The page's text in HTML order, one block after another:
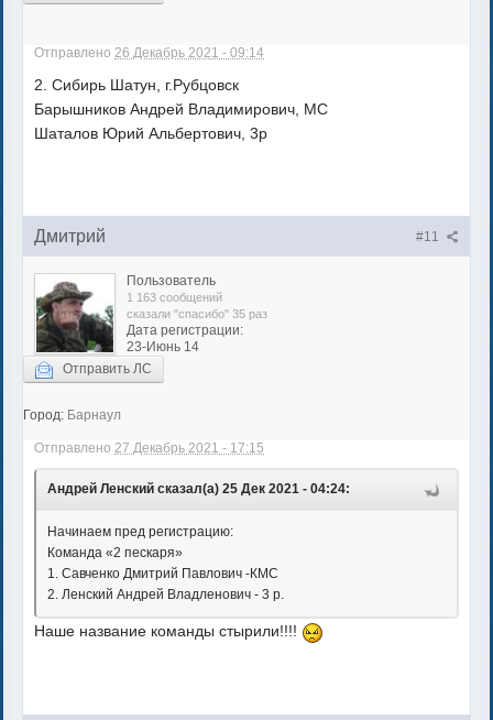
Отправлено26 Декабрь 2021 - 09:14
2. Сибирь Шатун, г.Рубцовск
Барышников Андрей Владимирович, МС
Шаталов Юрий Альбертович, 3р
#11
Дмитрий
Пользователь
1 163 сообщений
сказали "спасибо" 35 раз
Дата регистрации:
23-Июнь 14
Отправить ЛС
Город: Барнаул
Отправлено27 Декабрь 2021 - 17:15
Андрей Ленский сказал(а) 25 Дек 2021 - 04:24:
Начинаем пред регистрацию:
Команда «2 пескаря»
1. Савченко Дмитрий Павлович -КМС
2. Ленский Андрей Владленович - 3 р.
Наше название команды стырили!!!!